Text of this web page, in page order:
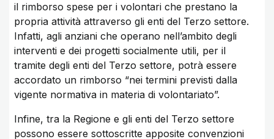
il rimborso spese per i volontari che prestano la
propria attività attraverso gli enti del Terzo settore.
Infatti, agli anziani che operano nell’ambito degli
interventi e dei progetti socialmente utili, per il
tramite degli enti del Terzo settore, potrà essere
accordato un rimborso “nei termini previsti dalla
vigente normativa in materia di volontariato”.
Infine, tra la Regione e gli enti del Terzo settore
possono essere sottoscritte apposite convenzioni